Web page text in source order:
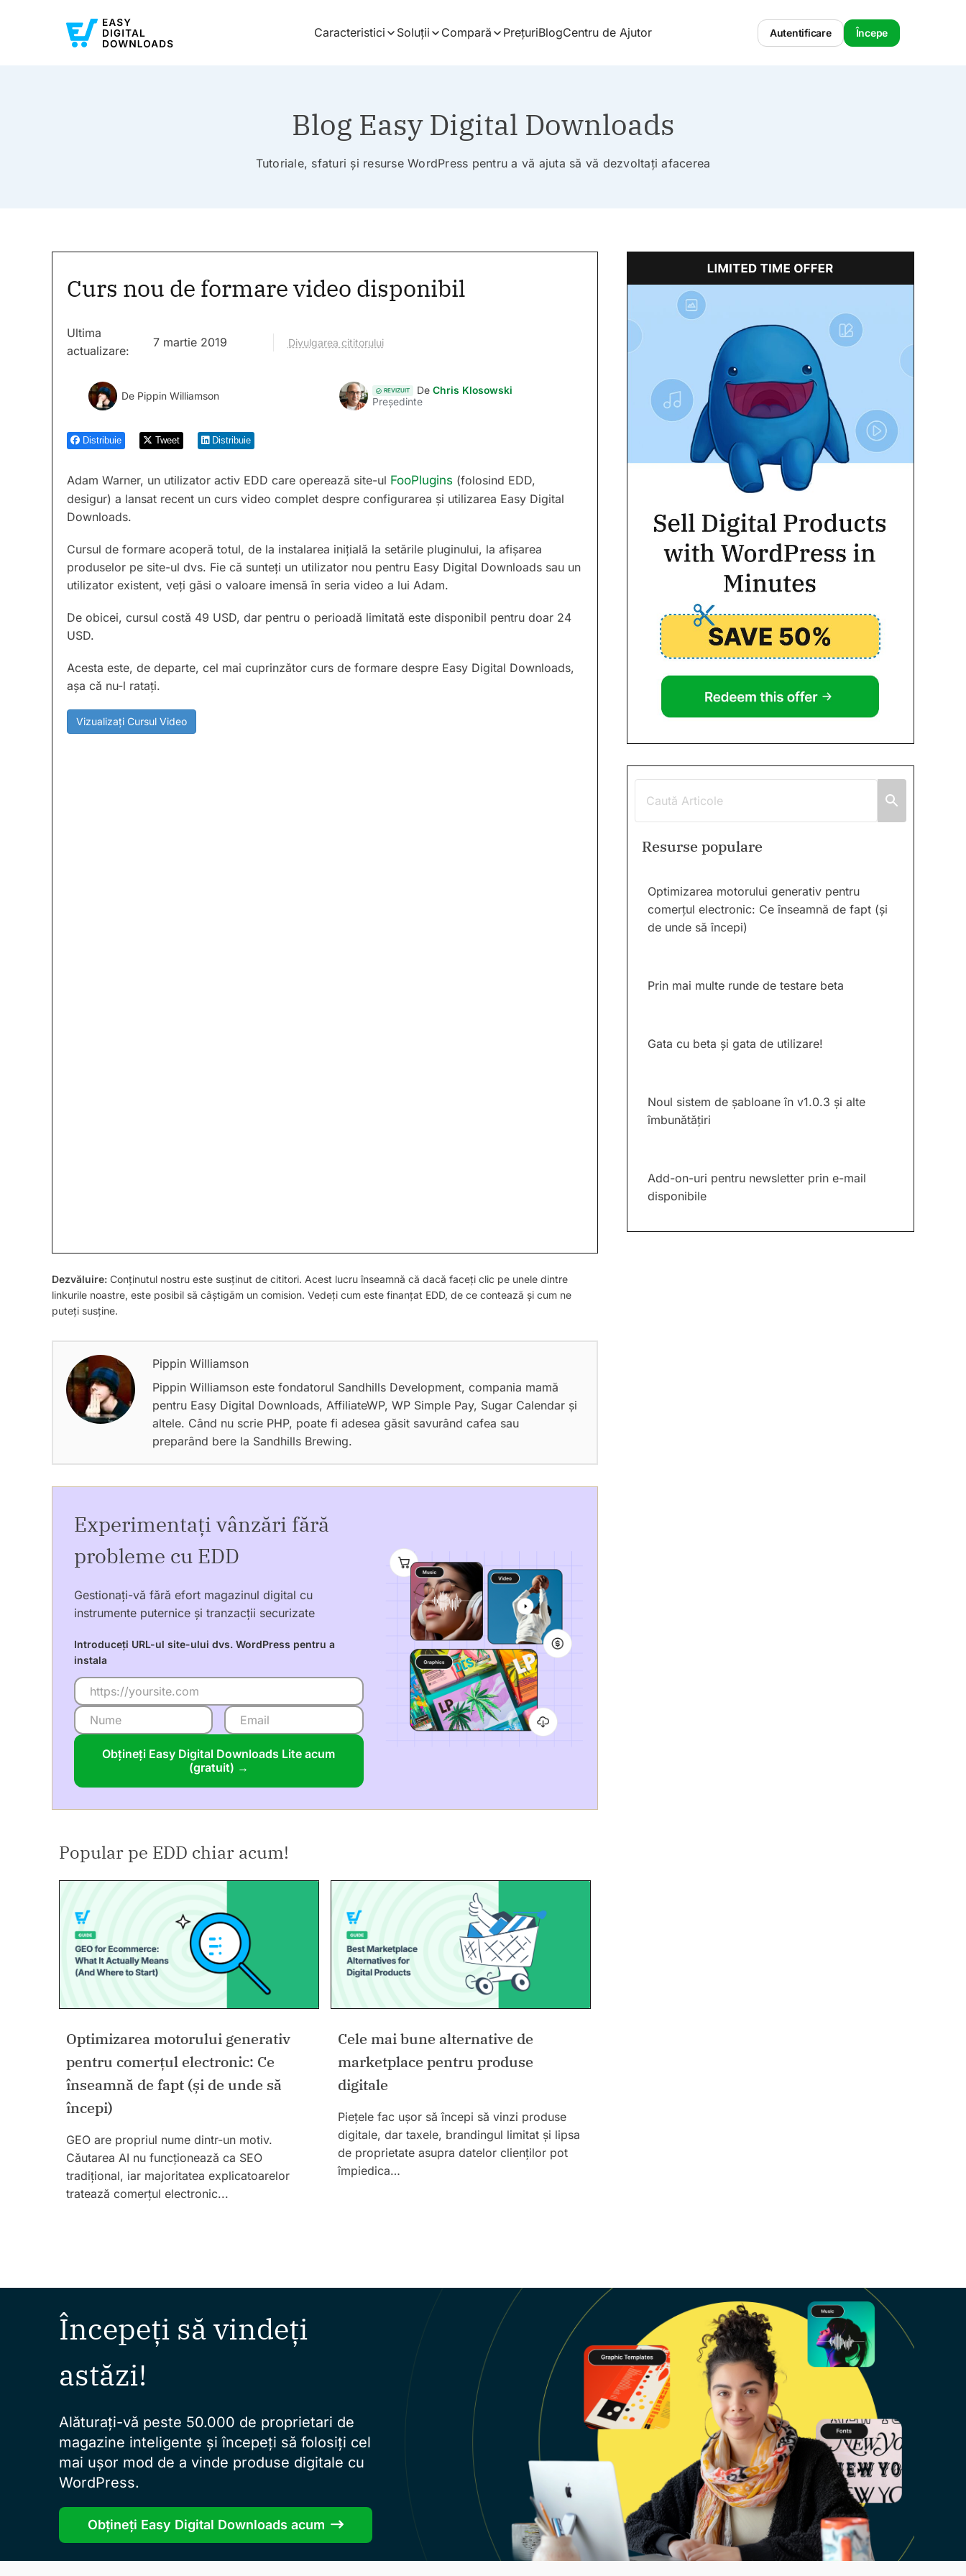
Caracteristici Soluții Compară PrețuriBlogCentru de Ajutor Autentificare Începe
Blog Easy Digital Downloads
Tutoriale, sfaturi și resurse WordPress pentru a vă ajuta să vă dezvoltați afacerea
Curs nou de formare video disponibil
Ultima
actualizare:
7 martie 2019 Divulgarea cititorului
De Pippin Williamson REVIZUIT De Chris Klosowski
Președinte
Distribuie Tweet Distribuie
Adam Warner, un utilizator activ EDD care operează site-ul FooPlugins (folosind EDD,
desigur) a lansat recent un curs video complet despre configurarea și utilizarea Easy Digital
Downloads.
Cursul de formare acoperă totul, de la instalarea inițială la setările pluginului, la afișarea
produselor pe site-ul dvs. Fie că sunteți un utilizator nou pentru Easy Digital Downloads sau un
utilizator existent, veți găsi o valoare imensă în seria video a lui Adam.
De obicei, cursul costă 49 USD, dar pentru o perioadă limitată este disponibil pentru doar 24
USD.
Acesta este, de departe, cel mai cuprinzător curs de formare despre Easy Digital Downloads,
așa că nu-l ratați.
Vizualizați Cursul Video
Resurse populare
Optimizarea motorului generativ pentru
comerțul electronic: Ce înseamnă de fapt (și
de unde să începi)
Prin mai multe runde de testare beta
Gata cu beta și gata de utilizare!
Noul sistem de șabloane în v1.0.3 și alte
îmbunătățiri
Add-on-uri pentru newsletter prin e-mail
disponibile
Dezvăluire: Conținutul nostru este susținut de cititori. Acest lucru înseamnă că dacă faceți clic pe unele dintre
linkurile noastre, este posibil să câștigăm un comision. Vedeți cum este finanțat EDD, de ce contează și cum ne
puteți susține.
Pippin Williamson
Pippin Williamson este fondatorul Sandhills Development, compania mamă
pentru Easy Digital Downloads, AffiliateWP, WP Simple Pay, Sugar Calendar și
altele. Când nu scrie PHP, poate fi adesea găsit savurând cafea sau
preparând bere la Sandhills Brewing.
Experimentați vânzări fără
probleme cu EDD
Gestionați-vă fără efort magazinul digital cu
instrumente puternice și tranzacții securizate
Introduceți URL-ul site-ului dvs. WordPress pentru a
instala
Obțineți Easy Digital Downloads Lite acum
(gratuit) →
Popular pe EDD chiar acum!
Optimizarea motorului generativ
pentru comerțul electronic: Ce
înseamnă de fapt (și de unde să
începi)
GEO are propriul nume dintr-un motiv.
Căutarea AI nu funcționează ca SEO
tradițional, iar majoritatea explicatoarelor
tratează comerțul electronic...
Cele mai bune alternative de
marketplace pentru produse
digitale
Piețele fac ușor să începi să vinzi produse
digitale, dar taxele, brandingul limitat și lipsa
de proprietate asupra datelor clienților pot
împiedica…
Începeți să vindeți
astăzi!
Alăturați-vă peste 50.000 de proprietari de
magazine inteligente și începeți să folosiți cel
mai ușor mod de a vinde produse digitale cu
WordPress.
Obțineți Easy Digital Downloads acum